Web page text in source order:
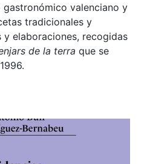
valenciano y
tradicionales y
elaboraciones, recogidas
de la terra que se